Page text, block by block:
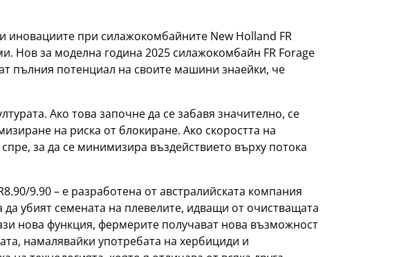
при силажокомбайните New Holland FR
Нов за моделна година 2025 силажокомбайн FR Forage
пълния потенциал на своите машини знаейки, че
Ако това започне да се забавя значително, се
на риска от блокиране. Ако скоростта на
за да се минимизира въздействието върху потока
9.90 – е разработена от австралийската компания
убият семената на плевелите, идващи от очистващата
нова функция, фермерите получават нова възможност
намалявайки употребата на хербициди и